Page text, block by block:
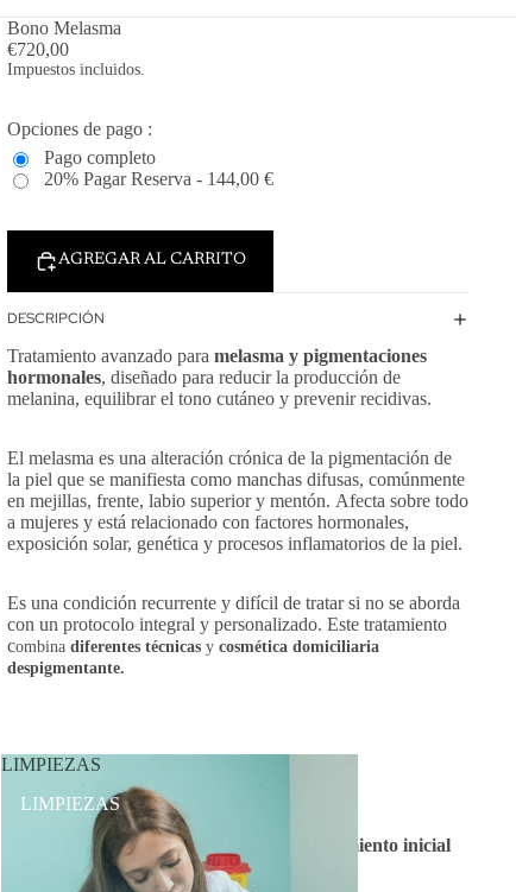
LIMPIEZAS
LIMPIEZAS
Bono Melasma
€720,00
Impuestos incluidos.
Opciones de pago :
Pago completo
20% Pagar Reserva - 144,00 €
AGREGAR AL CARRITO
DESCRIPCIÓN
Tratamiento avanzado para melasma y pigmentaciones
hormonales, diseñado para reducir la producción de
melanina, equilibrar el tono cutáneo y prevenir recidivas.
El melasma es una alteración crónica de la pigmentación de
la piel que se manifiesta como manchas difusas, comúnmente
en mejillas, frente, labio superior y mentón. Afecta sobre todo
a mujeres y está relacionado con factores hormonales,
exposición solar, genética y procesos inflamatorios de la piel.
Es una condición recurrente y difícil de tratar si no se aborda
con un protocolo integral y personalizado. Este tratamiento
combina diferentes técnicas y cosmética domiciliaria
despigmentante.
Sesión 1: Diagnóstico, preparación y tratamiento inicial